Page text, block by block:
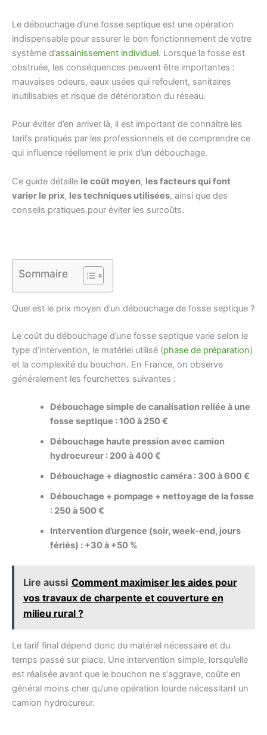
Le débouchage d’une fosse septique est une opération
indispensable pour assurer le bon fonctionnement de votre
système d’assainissement individuel. Lorsque la fosse est
obstruée, les conséquences peuvent être importantes :
mauvaises odeurs, eaux usées qui refoulent, sanitaires
inutilisables et risque de détérioration du réseau.
Pour éviter d’en arriver là, il est important de connaître les
tarifs pratiqués par les professionnels et de comprendre ce
qui influence réellement le prix d’un débouchage.
Ce guide détaille le coût moyen, les facteurs qui font
varier le prix, les techniques utilisées, ainsi que des
conseils pratiques pour éviter les surcoûts.
Sommaire
Quel est le prix moyen d’un débouchage de fosse septique ?
Le coût du débouchage d’une fosse septique varie selon le
type d’intervention, le matériel utilisé (phase de préparation)
et la complexité du bouchon. En France, on observe
généralement les fourchettes suivantes :
Débouchage simple de canalisation reliée à une
fosse septique : 100 à 250 €
Débouchage haute pression avec camion
hydrocureur : 200 à 400 €
Débouchage + diagnostic caméra : 300 à 600 €
Débouchage + pompage + nettoyage de la fosse
: 250 à 500 €
Intervention d’urgence (soir, week-end, jours
fériés) : +30 à +50 %
Lire aussi Comment maximiser les aides pour
vos travaux de charpente et couverture en
milieu rural ?
Le tarif final dépend donc du matériel nécessaire et du
temps passé sur place. Une intervention simple, lorsqu’elle
est réalisée avant que le bouchon ne s’aggrave, coûte en
général moins cher qu’une opération lourde nécessitant un
camion hydrocureur.